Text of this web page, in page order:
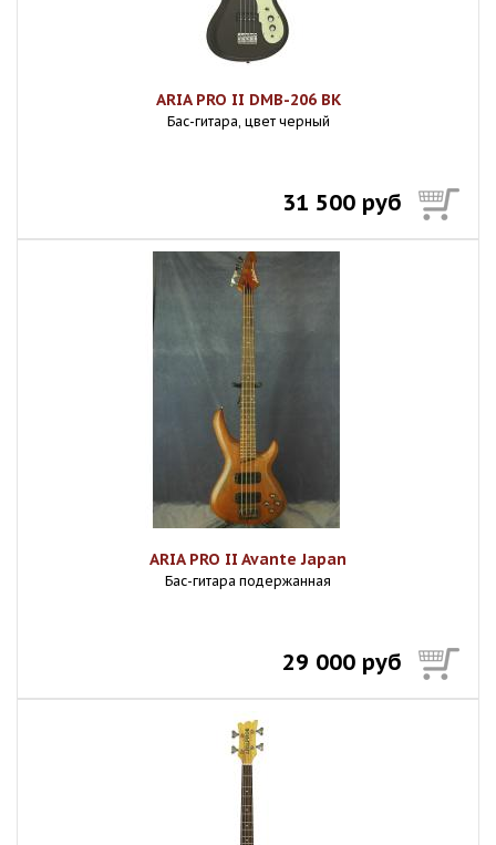
ARIA PRO II DMB-206 BK
Бас-гитара, цвет черный
31 500 руб
ARIA PRO II Avante Japan
Бас-гитара подержанная
29 000 руб